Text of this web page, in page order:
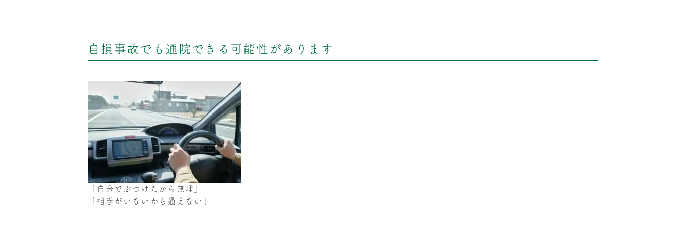
自損事故でも通院できる可能性があります
「自分でぶつけたから無理」
「相手がいないから通えない」